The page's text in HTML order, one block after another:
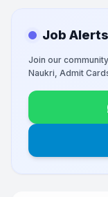
Job
Join our
Naukri, Admit